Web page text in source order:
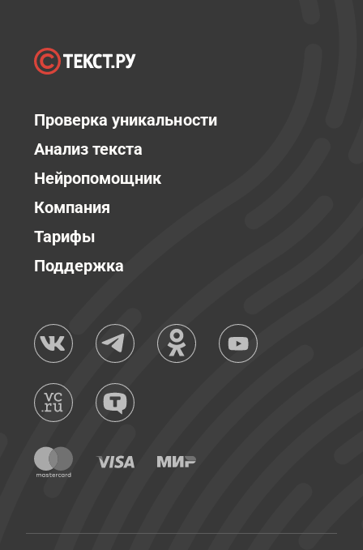
Проверка уникальности
Анализ текста
Нейропомощник
Компания
Тарифы
Поддержка